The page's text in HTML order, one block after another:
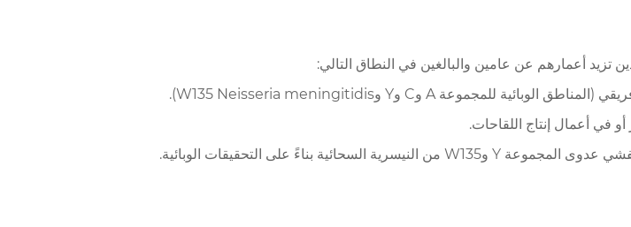
أعمارهم عن عامين والبالغين في النطاق التالي: